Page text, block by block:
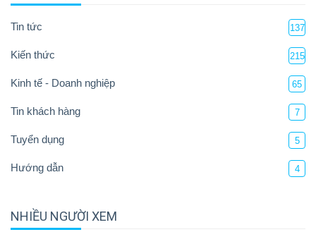
Tin tức 137
Kiến thức 215
Kinh tế - Doanh nghiệp 65
Tin khách hàng 7
Tuyển dụng 5
Hướng dẫn 4
NHIỀU NGƯỜI XEM